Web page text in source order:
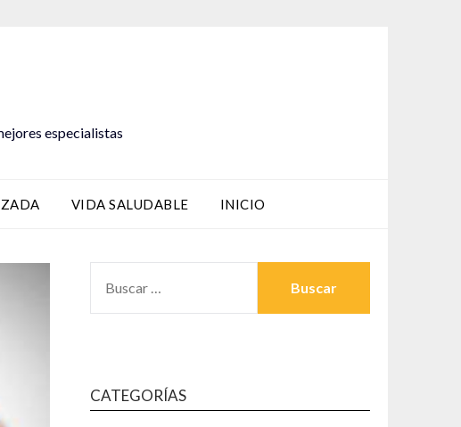
especialistas
VIDA SALUDABLE INICIO
CATEGORÍAS